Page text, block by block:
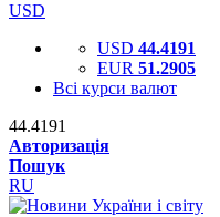
USD
USD 44.4191
EUR 51.2905
Всі курси валют
44.4191
Авторизація
Пошук
RU